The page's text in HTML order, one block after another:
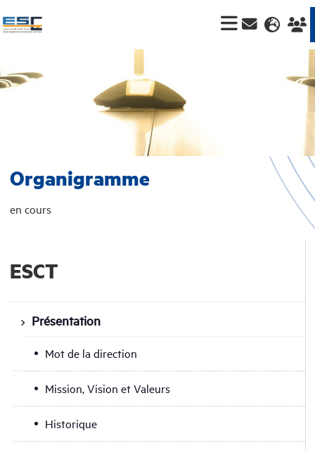
ESCT
Présentation
Mot de la direction
Mission, Vision et Valeurs
Historique
Organigramme
en cours